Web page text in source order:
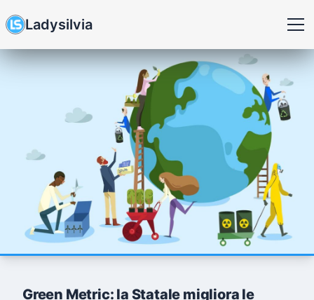
Ladysilvia
Green Metric: la Statale migliora le